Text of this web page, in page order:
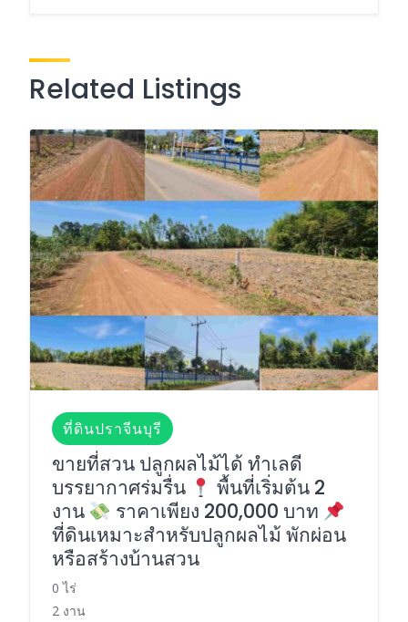
Related Listings
ที่ดินปราจีนบุรี
ขายที่สวน ปลูกผลไม้ได้ ทำเลดี
บรรยากาศร่มรื่น
พื้นที่เริ่มต้น 2
งาน
ราคาเพียง 200,000 บาท
ที่ดินเหมาะสำหรับปลูกผลไม้ พักผ่อน
หรือสร้างบ้านสวน
0 ไร่
2 งาน